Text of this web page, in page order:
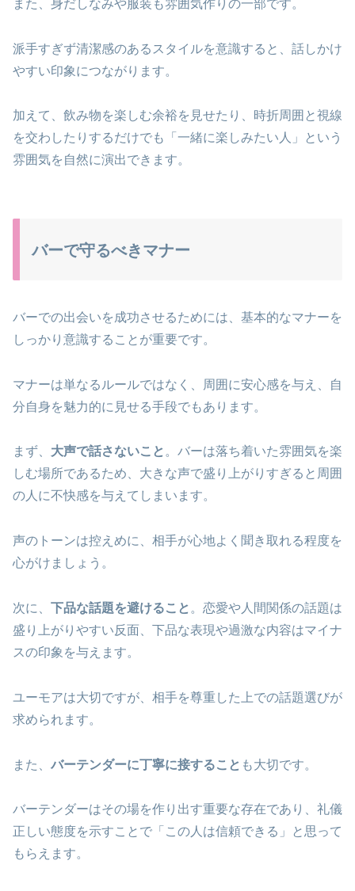
また、身だしなみや服装も雰囲気作りの一部です。
派手すぎず清潔感のあるスタイルを意識すると、話しかけ
やすい印象につながります。
加えて、飲み物を楽しむ余裕を見せたり、時折周囲と視線
を交わしたりするだけでも「一緒に楽しみたい人」という
雰囲気を自然に演出できます。
バーで守るべきマナー
バーでの出会いを成功させるためには、基本的なマナーを
しっかり意識することが重要です。
マナーは単なるルールではなく、周囲に安心感を与え、自
分自身を魅力的に見せる手段でもあります。
まず、 大声で話さないこと 。バーは落ち着いた雰囲気を楽
しむ場所であるため、大きな声で盛り上がりすぎると周囲
の人に不快感を与えてしまいます。
声のトーンは控えめに、相手が心地よく聞き取れる程度を
心がけましょう。
次に、 下品な話題を避けること 。恋愛や人間関係の話題は
盛り上がりやすい反面、下品な表現や過激な内容はマイナ
スの印象を与えます。
ユーモアは大切ですが、相手を尊重した上での話題選びが
求められます。
また、 バーテンダーに丁寧に接すること も大切です。
バーテンダーはその場を作り出す重要な存在であり、礼儀
正しい態度を示すことで「この人は信頼できる」と思って
もらえます。